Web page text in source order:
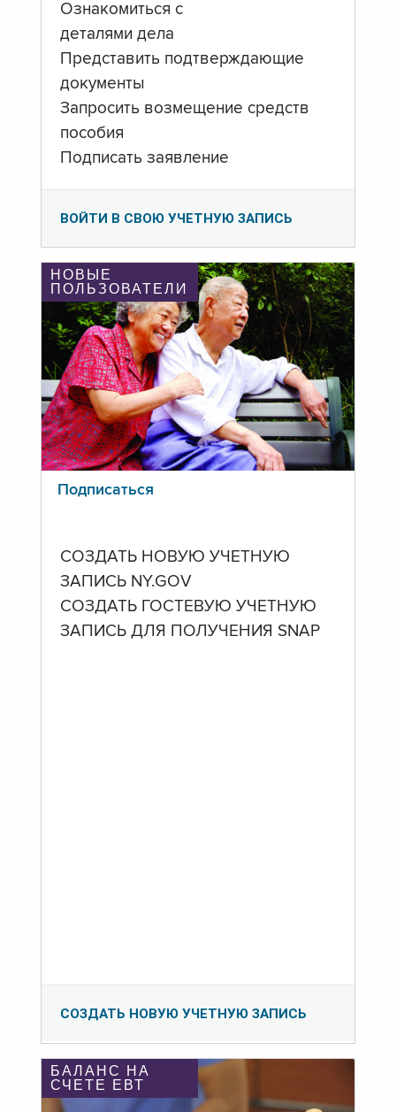
Ознакомиться с
деталями дела
Представить подтверждающие
документы
Запросить возмещение средств
пособия
Подписать заявление
ВОЙТИ В СВОЮ УЧЕТНУЮ ЗАПИСЬ
НОВЫЕ
ПОЛЬЗОВАТЕЛИ
Подписаться
СОЗДАТЬ НОВУЮ УЧЕТНУЮ
ЗАПИСЬ NY.GOV
СОЗДАТЬ ГОСТЕВУЮ УЧЕТНУЮ
ЗАПИСЬ ДЛЯ ПОЛУЧЕНИЯ SNAP
СОЗДАТЬ НОВУЮ УЧЕТНУЮ ЗАПИСЬ
БАЛАНС НА
СЧЕТЕ ЕВТ